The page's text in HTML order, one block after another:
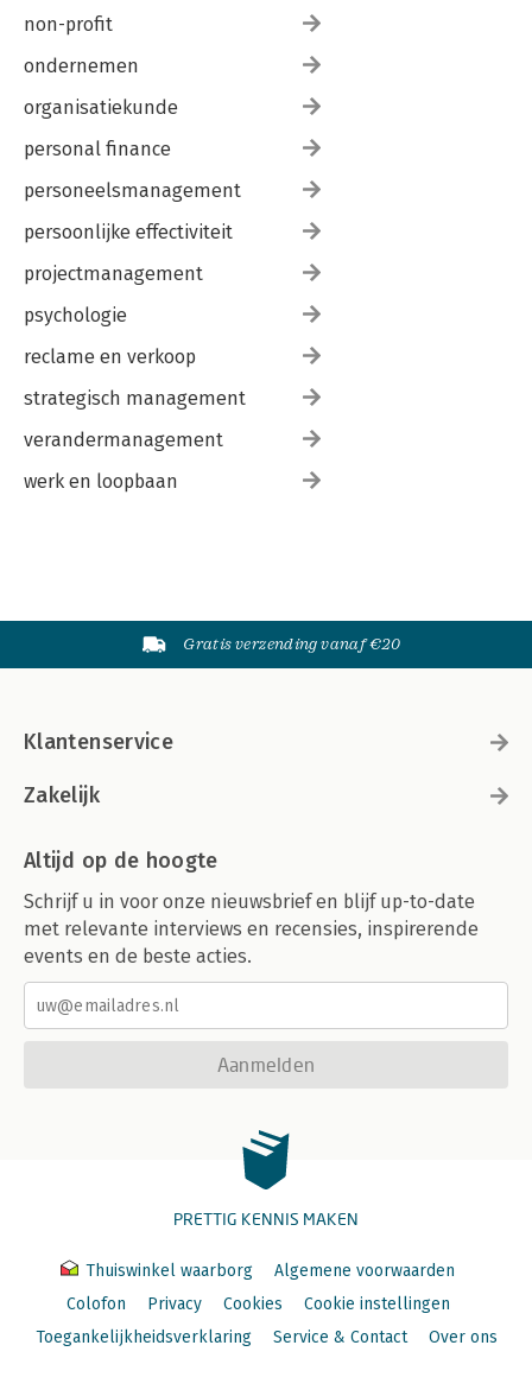
non-profit
ondernemen
organisatiekunde
personal finance
personeelsmanagement
persoonlijke effectiviteit
projectmanagement
psychologie
reclame en verkoop
strategisch management
verandermanagement
werk en loopbaan
Gratis verzending vanaf €20
Klantenservice
Zakelijk
Altijd op de hoogte
Schrijf u in voor onze nieuwsbrief en blijf up-to-date
met relevante interviews en recensies, inspirerende
events en de beste acties.
Aanmelden
PRETTIG KENNIS MAKEN
Thuiswinkel waarborg
Algemene voorwaarden
Colofon
Privacy Cookies
Cookie instellingen
Toegankelijkheidsverklaring
Service & Contact Over ons